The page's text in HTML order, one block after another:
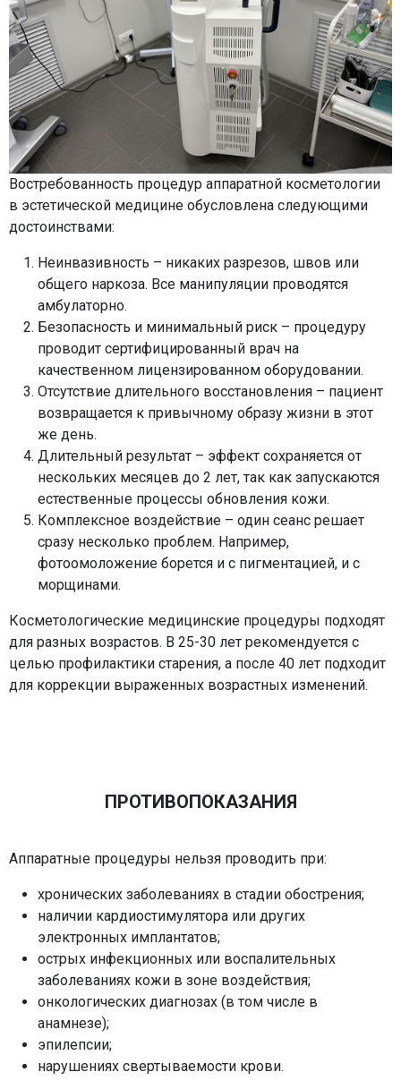
Востребованность процедур аппаратной косметологии
в эстетической медицине обусловлена следующими
достоинствами:
Неинвазивность – никаких разрезов, швов или
общего наркоза. Все манипуляции проводятся
амбулаторно.
Безопасность и минимальный риск – процедуру
проводит сертифицированный врач на
качественном лицензированном оборудовании.
Отсутствие длительного восстановления – пациент
возвращается к привычному образу жизни в этот
же день.
Длительный результат – эффект сохраняется от
нескольких месяцев до 2 лет, так как запускаются
естественные процессы обновления кожи.
Комплексное воздействие – один сеанс решает
сразу несколько проблем. Например,
фотоомоложение борется и с пигментацией, и с
морщинами.
Косметологические медицинские процедуры подходят
для разных возрастов. В 25-30 лет рекомендуется с
целью профилактики старения, а после 40 лет подходит
для коррекции выраженных возрастных изменений.
ПРОТИВОПОКАЗАНИЯ
Аппаратные процедуры нельзя проводить при:
хронических заболеваниях в стадии обострения;
наличии кардиостимулятора или других
электронных имплантатов;
острых инфекционных или воспалительных
заболеваниях кожи в зоне воздействия;
онкологических диагнозах (в том числе в
анамнезе);
эпилепсии;
нарушениях свертываемости крови.